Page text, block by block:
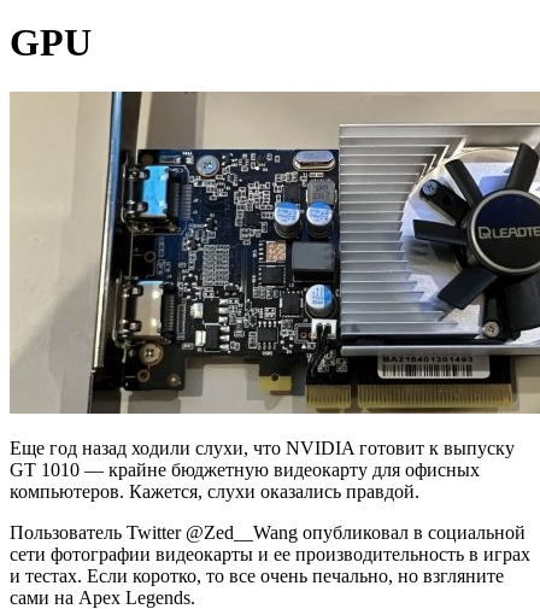
GPU
Еще год назад ходили слухи, что NVIDIA готовит к выпуску
GT 1010 — крайне бюджетную видеокарту для офисных
компьютеров. Кажется, слухи оказались правдой.
Пользователь Twitter @Zed__Wang опубликовал в социальной
сети фотографии видеокарты и ее производительность в играх
и тестах. Если коротко, то все очень печально, но взгляните
сами на Apex Legends.